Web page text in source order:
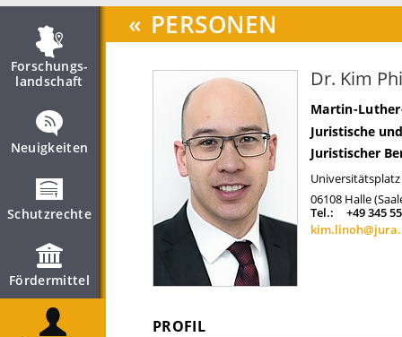
Forschungs­
landschaft
Neuigkeiten
Schutzrechte
Fördermittel
« PERSONEN
Dr. Kim
Martin-
Juristische
Juristischer
Universitätsplatz
06108 Halle
Tel.:
+49 345
PROFIL